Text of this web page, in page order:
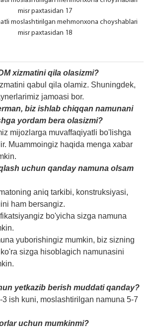
xizmatini qila olasizmi?
qabul qila olamiz. Shuningdek,
jamoasi bor.
biz ishlab chiqqan namunani
yordam bera olasizmi?
mijozlarga muvaffaqiyatli bo'lishga
Muammoingiz haqida menga xabar
uchun qanday namuna olsam
aniq tarkibi, konstruksiyasi,
ham bersangiz.
bo'yicha sizga namuna
yuborishingiz mumkin, biz sizning
sizga hisoblagich namunasini
yetkazib berish muddati qanday?
ish kuni, moslashtirilgan namuna 5-7
uchun mumkinmi?